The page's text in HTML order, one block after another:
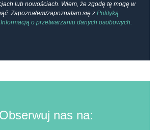
lub nowościach. Wiem, że zgodę tę mogę w
Zapoznałem/zapoznałam się z Polityką
Informacją o przetwarzaniu danych osobowych.
Obserwuj nas na: